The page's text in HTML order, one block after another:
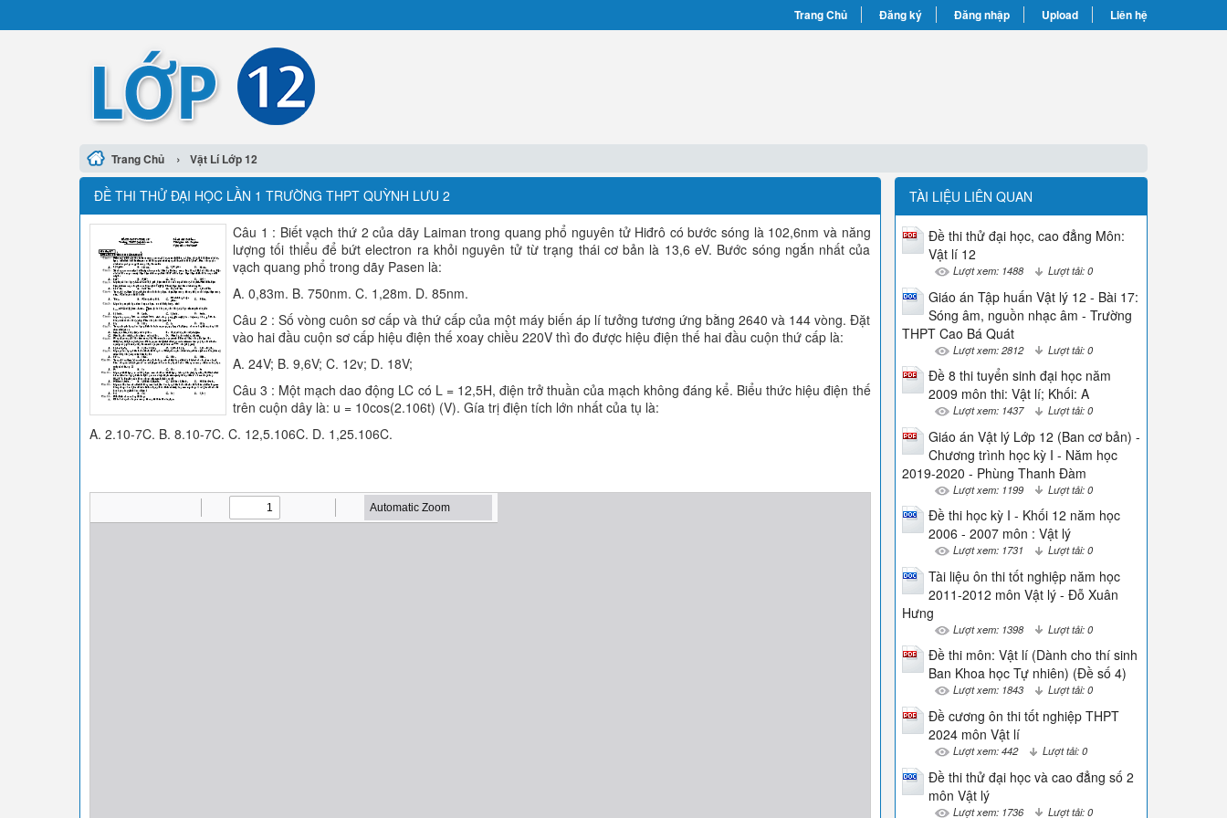
Trang Chủ Đăng ký Đăng nhập Upload Liên hệ
Trang Chủ › Vật Lí Lớp 12
ĐỀ THI THỬ ĐẠI HỌC LẦN 1 TRƯỜNG THPT QUỲNH LƯU 2
Câu 1 : Biết vạch thứ 2 của dãy Laiman trong quang phổ nguyên tử Hiđrô có bước sóng là 102,6nm và năng
lượng tối thiểu để bứt electron ra khỏi nguyên tử từ trạng thái cơ bản là 13,6 eV. Bước sóng ngắn nhất của
vạch quang phổ trong dãy Pasen là:
A. 0,83m. B. 750nm. C. 1,28m. D. 85nm.
Câu 2 : Số vòng cuôn sơ cấp và thứ cấp của một máy biến áp lí tưởng tương ứng bằng 2640 và 144 vòng. Đặt
vào hai đầu cuộn sơ cấp hiệu điện thế xoay chiều 220V thì đo được hiệu điện thế hai đầu cuộn thứ cấp là:
A. 24V; B. 9,6V; C. 12v; D. 18V;
Câu 3 : Một mạch dao động LC có L = 12,5H, điện trở thuần của mạch không đáng kể. Biểu thức hiệu điện thế
trên cuộn dây là: u = 10cos(2.106t) (V). Gía trị điện tích lớn nhất của tụ là:
A. 2.10-7C. B. 8.10-7C. C. 12,5.106C. D. 1,25.106C.
TÀI LIỆU LIÊN QUAN
Đề thi thử đại học, cao đẳng Môn:
Vật lí 12
Lượt xem: 1488 Lượt tải: 0
Giáo án Tập huấn Vật lý 12 - Bài 17:
Sóng âm, nguồn nhạc âm - Trường
THPT Cao Bá Quát
Lượt xem: 2812 Lượt tải: 0
Đề 8 thi tuyển sinh đại học năm
2009 môn thi: Vật lí; Khối: A
Lượt xem: 1437 Lượt tải: 0
Giáo án Vật lý Lớp 12 (Ban cơ bản) -
Chương trình học kỳ I - Năm học
2019-2020 - Phùng Thanh Đàm
Lượt xem: 1199 Lượt tải: 0
Đề thi học kỳ I - Khối 12 năm học
2006 - 2007 môn : Vật lý
Lượt xem: 1731 Lượt tải: 0
Tài liệu ôn thi tốt nghiệp năm học
2011-2012 môn Vật lý - Đỗ Xuân
Hưng
Lượt xem: 1398 Lượt tải: 0
Đề thi môn: Vật lí (Dành cho thí sinh
Ban Khoa học Tự nhiên) (Đề số 4)
Lượt xem: 1843 Lượt tải: 0
Đề cương ôn thi tốt nghiệp THPT
2024 môn Vật lí
Lượt xem: 442 Lượt tải: 0
Đề thi thử đại học và cao đẳng số 2
môn Vật lý
Lượt xem: 1736 Lượt tải: 0